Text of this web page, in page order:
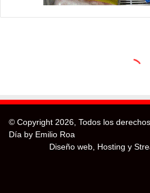
© Copyright 2026, Todos los
Día by Emilio Roa
Diseño web, Hosting y